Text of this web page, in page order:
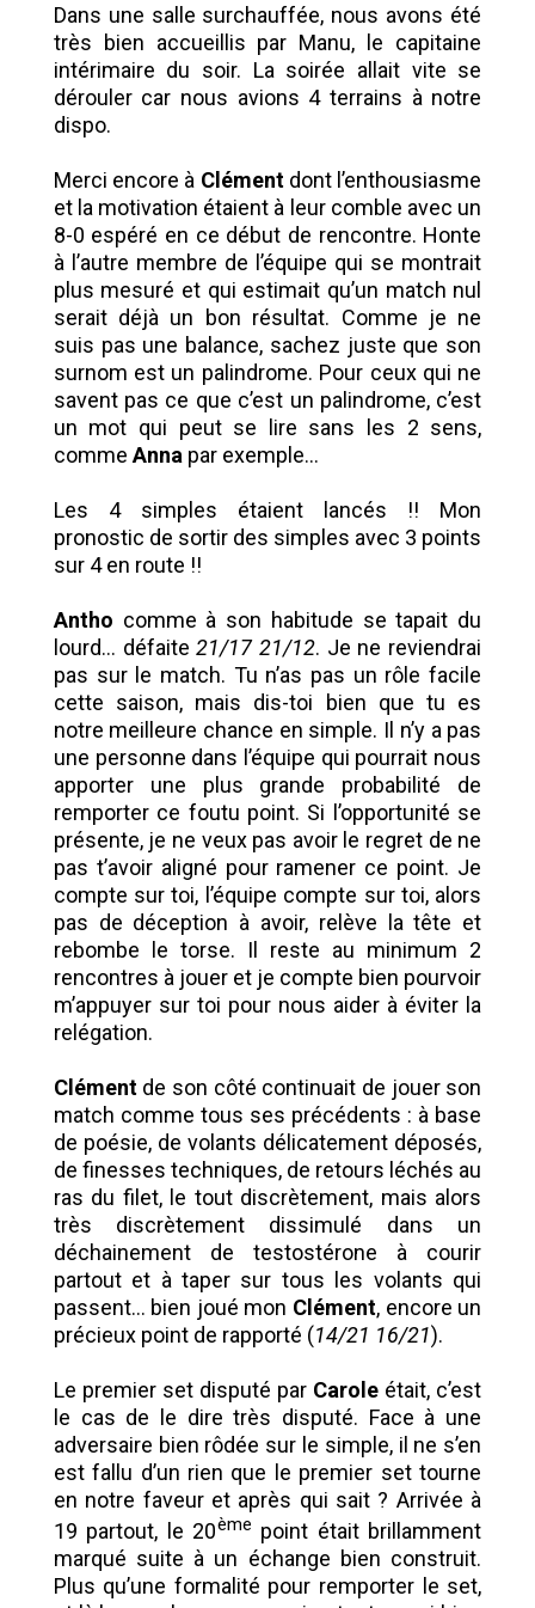
Dans une salle surchauffée, nous avons été
très bien accueillis par Manu, le capitaine
intérimaire du soir. La soirée allait vite se
dérouler car nous avions 4 terrains à notre
dispo.
Merci encore à Clémentdont l’enthousiasme
et la motivation étaient à leur comble avec un
8-0 espéré en ce début de rencontre. Honte
à l’autre membre de l’équipe qui se montrait
plus mesuré et qui estimait qu’un match nul
serait déjà un bon résultat. Comme je ne
suis pas une balance, sachez juste que son
surnom est un palindrome. Pour ceux qui ne
savent pas ce que c’est un palindrome, c’est
un mot qui peut se lire sans les 2 sens,
comme Anna par exemple…
Les 4 simples étaient lancés !! Mon
pronostic de sortir des simples avec 3 points
sur 4 en route !!
Antho comme à son habitude se tapait du
lourd… défaite21/17 21/12. Je ne reviendrai
pas sur le match. Tu n’as pas un rôle facile
cette saison, mais dis-toi bien que tu es
notre meilleure chance en simple. Il n’y a pas
une personne dans l’équipe qui pourrait nous
apporter une plus grande probabilité de
remporter ce foutu point. Si l’opportunité se
présente, je ne veux pas avoir le regret de ne
pas t’avoir aligné pour ramener ce point. Je
compte sur toi, l’équipe compte sur toi, alors
pas de déception à avoir, relève la tête et
rebombe le torse. Il reste au minimum 2
rencontres à jouer et je compte bien pourvoir
m’appuyer sur toi pour nous aider à éviter la
relégation.
Clémentde son côté continuait de jouer son
match comme tous ses précédents : à base
de poésie, de volants délicatement déposés,
de finesses techniques, de retours léchés au
ras du filet, le tout discrètement, mais alors
très discrètement dissimulé dans un
déchainement de testostérone à courir
partout et à taper sur tous les volants qui
passent… bien joué mon Clément, encore un
précieux point de rapporté (14/21 16/21).
Le premier set disputé par Carole était, c’est
le cas de le dire très disputé. Face à une
adversaire bien rôdée sur le simple, il ne s’en
est fallu d’un rien que le premier set tourne
en notre faveur et après qui sait ? Arrivée à
19 partout, le 20ème point était brillamment
marqué suite à un échange bien construit.
Plus qu’une formalité pour remporter le set,